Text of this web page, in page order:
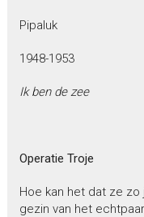
Pipaluk
1948-1953
Ik ben de zee
Operatie Troje
Hoe kan het dat ze
gezin van het